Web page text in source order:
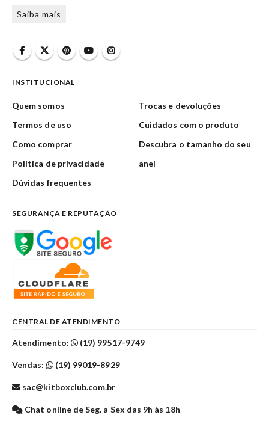
Saiba mais
INSTITUCIONAL
Quem somos
Termos de uso
Como comprar
Política de privacidade
Dúvidas frequentes
Trocas e devoluções
Cuidados com o produto
Descubra o tamanho do seu
anel
SEGURANÇA E REPUTAÇÃO
CENTRAL DE ATENDIMENTO
Atendimento: (19) 99517-9749
Vendas: (19) 99019-8929
sac@kitboxclub.com.br
Chat online de Seg. a Sex das 9h às 18h